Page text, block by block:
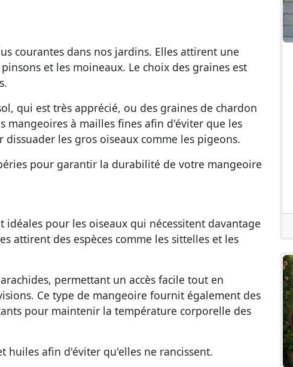
courantes dans nos jardins. Elles attirent une
et les moineaux. Le choix des graines est
qui est très apprécié, ou des graines de chardon
mangeoires à mailles fines afin d'éviter que les
les gros oiseaux comme les pigeons.
pour garantir la durabilité de votre mangeoire
pour les oiseaux qui nécessitent davantage
attirent des espèces comme les sittelles et les
permettant un accès facile tout en
Ce type de mangeoire fournit également des
pour maintenir la température corporelle des
huiles afin d'éviter qu'elles ne rancissent.